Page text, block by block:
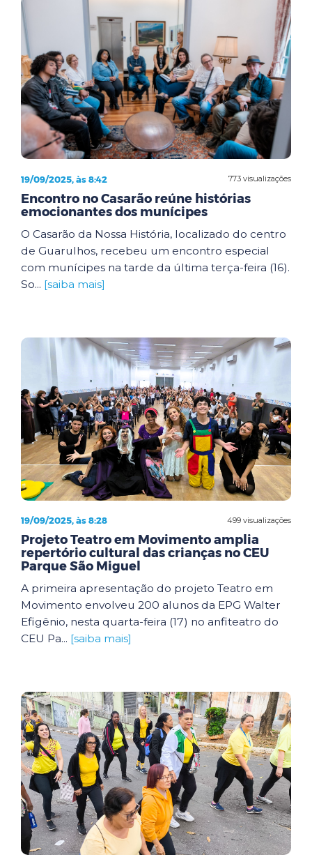
773 visualizações
19/09/2025, às 8:42
Encontro no Casarão reúne histórias
emocionantes dos munícipes
O Casarão da Nossa História, localizado do centro
de Guarulhos, recebeu um encontro especial
com munícipes na tarde da última terça-feira (16).
So... [saiba mais]
499 visualizações
19/09/2025, às 8:28
Projeto Teatro em Movimento amplia
repertório cultural das crianças no CEU
Parque São Miguel
A primeira apresentação do projeto Teatro em
Movimento envolveu 200 alunos da EPG Walter
Efigênio, nesta quarta-feira (17) no anfiteatro do
CEU Pa... [saiba mais]